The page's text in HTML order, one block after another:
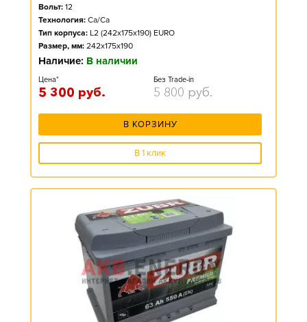
Вольт: 12
Технология: Ca/Ca
Тип корпуса: L2 (242x175x190) EURO
Размер, мм: 242x175x190
Наличие: В наличии
Цена*
5 300 руб.
Без Trade-in
5 800 руб.
В КОРЗИНУ
В 1 клик